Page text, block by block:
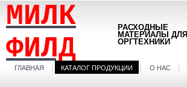
МИЛК
ФИЛД
РАСХОДНЫЕ
МАТЕРИАЛЫ ДЛЯ
ОРГТЕХНИКИ
ГЛАВНАЯ КАТАЛОГ ПРОДУКЦИИ О НАС